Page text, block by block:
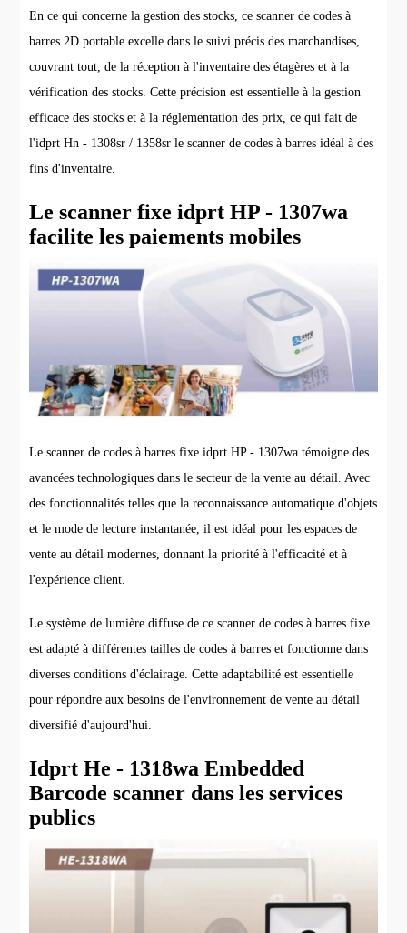
En ce qui concerne la gestion des stocks, ce scanner de codes à
barres 2D portable excelle dans le suivi précis des marchandises,
couvrant tout, de la réception à l'inventaire des étagères et à la
vérification des stocks. Cette précision est essentielle à la gestion
efficace des stocks et à la réglementation des prix, ce qui fait de
l'idprt Hn - 1308sr / 1358sr le scanner de codes à barres idéal à des
fins d'inventaire.
Le scanner fixe idprt HP - 1307wa
facilite les paiements mobiles
Le scanner de codes à barres fixe idprt HP - 1307wa témoigne des
avancées technologiques dans le secteur de la vente au détail. Avec
des fonctionnalités telles que la reconnaissance automatique d'objets
et le mode de lecture instantanée, il est idéal pour les espaces de
vente au détail modernes, donnant la priorité à l'efficacité et à
l'expérience client.
Le système de lumière diffuse de ce scanner de codes à barres fixe
est adapté à différentes tailles de codes à barres et fonctionne dans
diverses conditions d'éclairage. Cette adaptabilité est essentielle
pour répondre aux besoins de l'environnement de vente au détail
diversifié d'aujourd'hui.
Idprt He - 1318wa Embedded
Barcode scanner dans les services
publics